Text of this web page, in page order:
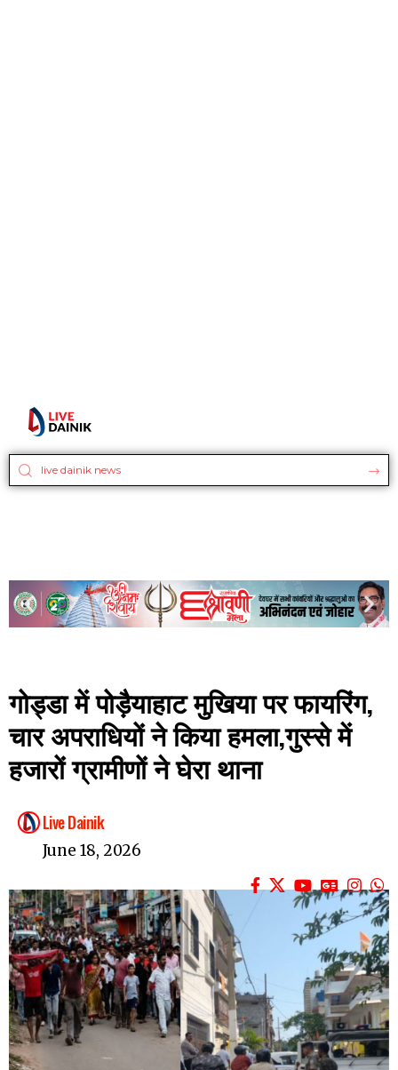
गोड्डा में पोड़ैयाहाट मुखिया पर फायरिंग,
चार अपराधियों ने किया हमला,गुस्से में
हजारों ग्रामीणों ने घेरा थाना
Live Dainik
June 18, 2026